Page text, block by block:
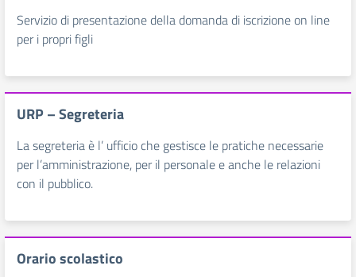
Servizio di presentazione della domanda di iscrizione on line
per i propri figli
URP – Segreteria
La segreteria è l’ ufficio che gestisce le pratiche necessarie
per l’amministrazione, per il personale e anche le relazioni
con il pubblico.
Orario scolastico